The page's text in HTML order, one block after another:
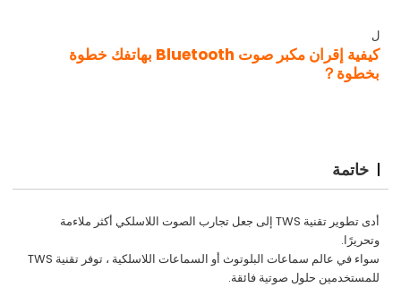
ل
كيفية إقران مكبر صوت Bluetooth بهاتفك خطوة
بخطوة？
خاتمة
أدى تطوير تقنية TWS إلى جعل تجارب الصوت اللاسلكي أكثر ملاءمة
وتحريرًا.
سواء في عالم سماعات البلوتوث أو السماعات اللاسلكية ، توفر تقنية TWS
للمستخدمين حلول صوتية فائقة.